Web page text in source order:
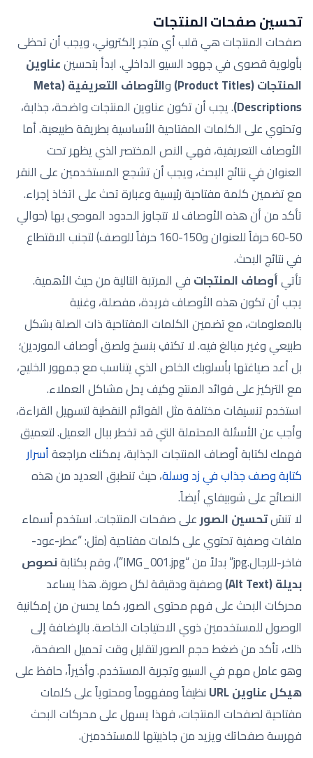
تحسين صفحات المنتجات
صفحات المنتجات هي قلب أي متجر إلكتروني، ويجب أن تحظى
بأولوية قصوى في جهود السيو الداخلي. ابدأ بتحسينعناوين
المنتجات (Product Titles)
و
الأوصاف التعريفية (Meta
Descriptions) . يجب أن تكون عناوين المنتجات واضحة، جذابة،
وتحتوي على الكلمات المفتاحية الأساسية بطريقة طبيعية. أما
الأوصاف التعريفية، فهي النص المختصر الذي يظهر تحت
العنوان في نتائج البحث، ويجب أن تشجع المستخدمين على النقر
مع تضمين كلمة مفتاحية رئيسية وعبارة تحث على اتخاذ إجراء.
تأكد من أن هذه الأوصاف لا تتجاوز الحدود الموصى بها (حوالي
50-60 حرفاً للعنوان و150-160 حرفاً للوصف) لتجنب الاقتطاع
في نتائج البحث.
تأتيأوصاف المنتجات في المرتبة التالية من حيث الأهمية.
يجب أن تكون هذه الأوصاف فريدة، مفصلة، وغنية
بالمعلومات، مع تضمين الكلمات المفتاحية ذات الصلة بشكل
طبيعي وغير مبالغ فيه. لا تكتفِ بنسخ ولصق أوصاف الموردين؛
بل أعد صياغتها بأسلوبك الخاص الذي يتناسب مع جمهور الخليج،
مع التركيز على فوائد المنتج وكيف يحل مشاكل العملاء.
استخدم تنسيقات مختلفة مثل القوائم النقطية لتسهيل القراءة،
وأجب عن الأسئلة المحتملة التي قد تخطر ببال العميل. لتعميق
فهمك لكتابة أوصاف المنتجات الجذابة، يمكنك مراجعةأسرار
كتابة وصف جذاب في زد وسلة، حيث تنطبق العديد من هذه
النصائح على شوبيفاي أيضاً.
لا تنسَتحسين الصور على صفحات المنتجات. استخدم أسماء
ملفات وصفية تحتوي على كلمات مفتاحية (مثل: “عطر-عود-
فاخر-للرجال.jpg” بدلاً من “IMG_001.jpg”)، وقم بكتابة
نصوص
بديلة (Alt Text)
وصفية ودقيقة لكل صورة. هذا يساعد
محركات البحث على فهم محتوى الصور، كما يحسن من إمكانية
الوصول للمستخدمين ذوي الاحتياجات الخاصة. بالإضافة إلى
ذلك، تأكد من ضغط حجم الصور لتقليل وقت تحميل الصفحة،
وهو عامل مهم في السيو وتجربة المستخدم. وأخيراً، حافظ على
هيكل عناوين URL
نظيفاً ومفهوماً ومحتوياً على كلمات
مفتاحية لصفحات المنتجات، فهذا يسهل على محركات البحث
فهرسة صفحاتك ويزيد من جاذبيتها للمستخدمين.